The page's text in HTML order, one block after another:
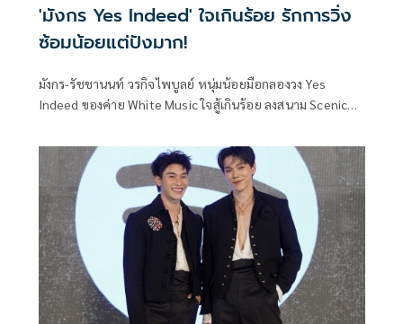
'มังกร Yes Indeed' ใจเกินร้อย รักการวิ่ง
ซ้อมน้อยแต่ปังมาก!
มังกร-รัชชานนท์ วรกิจไพบูลย์ หนุ่มน้อยมือกลองวง Yes
Indeed ของค่าย White Music ใจสู้เกินร้อย ลงสนาม Scenic
กิโลเมตร ทั้งที่ซ้อมไม่เต็มที่ เพราะมัวปั่นธีสิสรัวๆ แต่ยังทำเวลา
ได้ 2.01 ชั่วโมง แบบภูมิใจสุดๆ